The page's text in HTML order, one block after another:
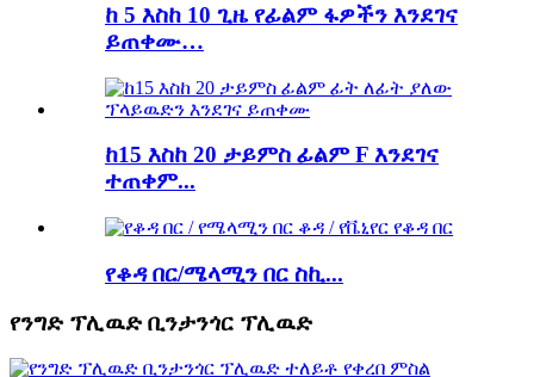
ከ 5 እስከ 10 ጊዜ የፊልም ፋዎችን እንደገና
ይጠቀሙ…
ከ15 እስከ 20 ታይምስ ፊልም F እንደገና
ተጠቀም...
የቆዳ በር/ሜላሚን በር ስኪ...
የንግድ ፕሊዉድ ቢንታንጎር ፕሊዉድ